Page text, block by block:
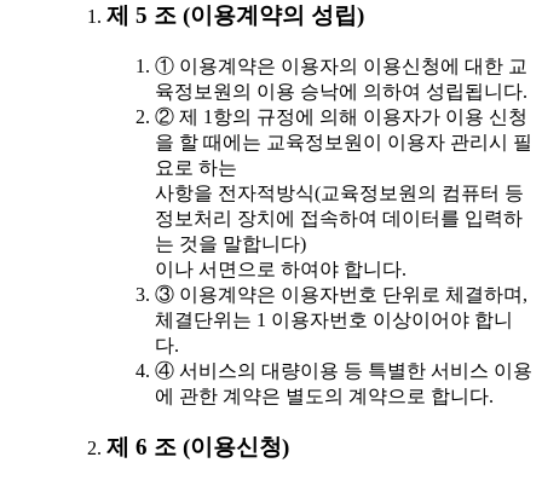
제 5 조 (이용계약의 성립)
① 이용계약은 이용자의 이용신청에 대한 교
육정보원의 이용 승낙에 의하여 성립됩니다.
② 제 1항의 규정에 의해 이용자가 이용 신청
을 할 때에는 교육정보원이 이용자 관리시 필
요로 하는
사항을 전자적방식(교육정보원의 컴퓨터 등
정보처리 장치에 접속하여 데이터를 입력하
는 것을 말합니다)
이나 서면으로 하여야 합니다.
③ 이용계약은 이용자번호 단위로 체결하며,
체결단위는 1 이용자번호 이상이어야 합니
다.
④ 서비스의 대량이용 등 특별한 서비스 이용
에 관한 계약은 별도의 계약으로 합니다.
제 6 조 (이용신청)